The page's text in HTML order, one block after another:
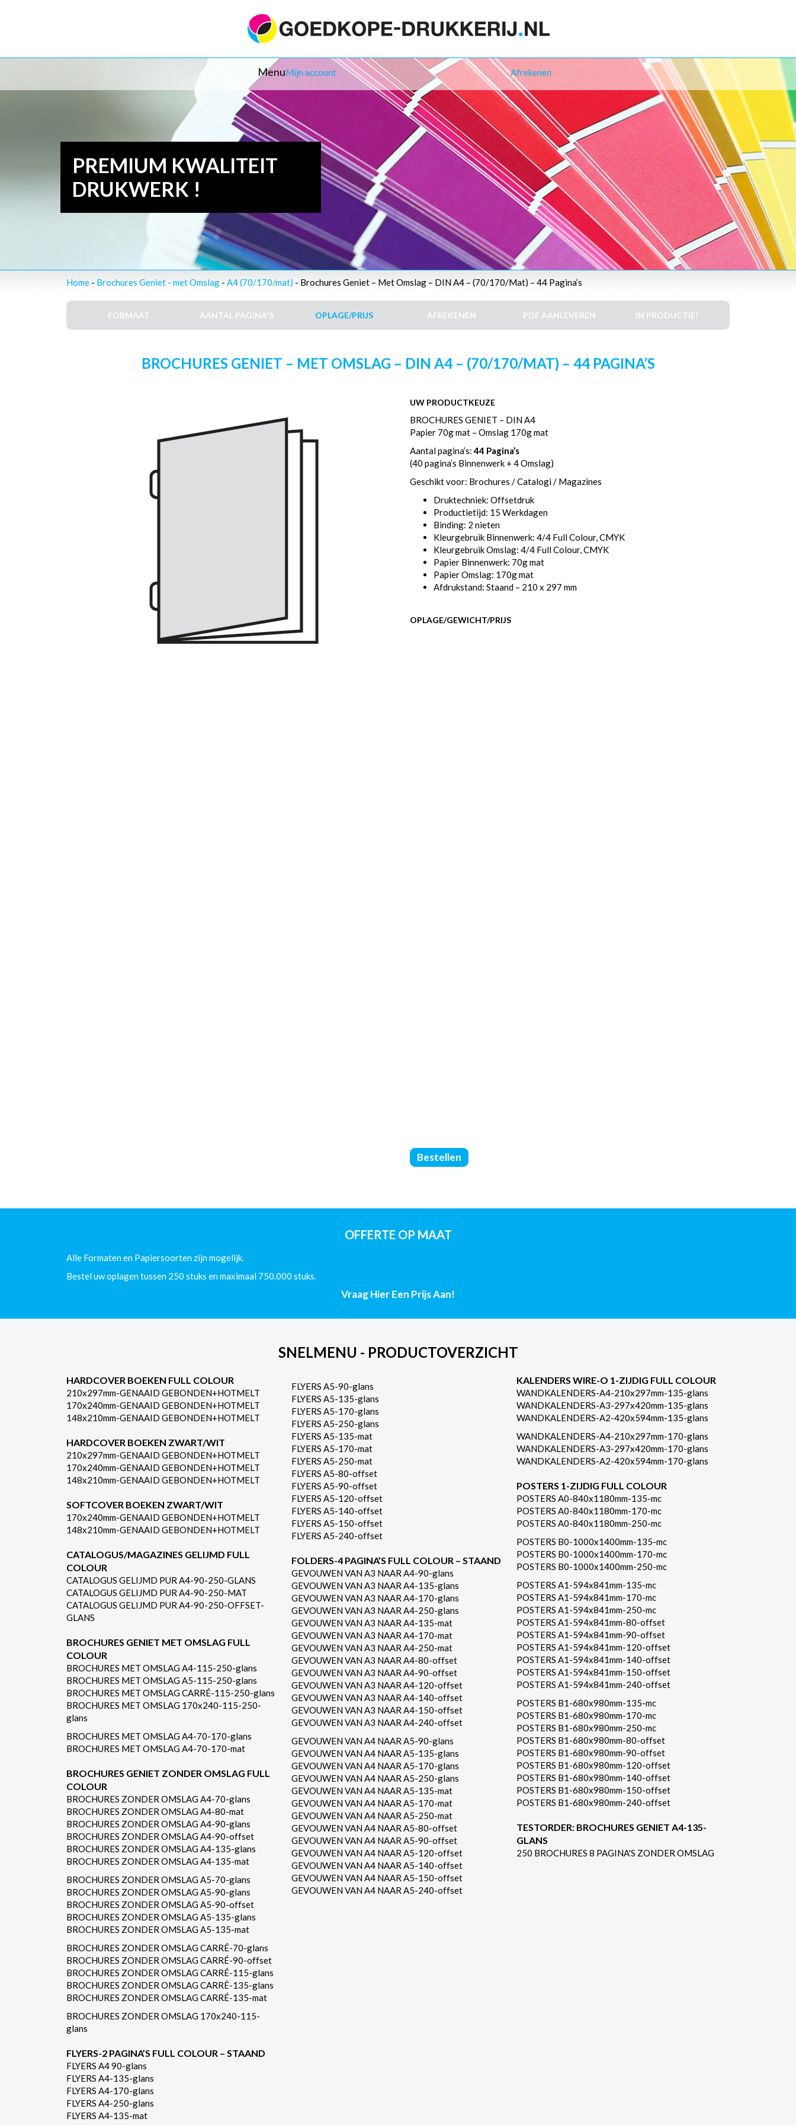
MenuMijn account Afrekenen
PREMIUM KWALITEIT
DRUKWERK !
Home - Brochures Geniet - met Omslag - A4 (70/170/mat) - Brochures Geniet – Met Omslag – DIN A4 – (70/170/Mat) – 44 Pagina’s
FORMAAT AANTAL PAGINA'S OPLAGE/PRIJS AFREKENEN PDF AANLEVEREN IN PRODUCTIE!
BROCHURES GENIET – MET OMSLAG – DIN A4 – (70/170/MAT) – 44 PAGINA’S
UW PRODUCTKEUZE
BROCHURES GENIET – DIN A4
Papier 70g mat – Omslag 170g mat
Aantal pagina’s:44 Pagina’s
(40 pagina’s Binnenwerk + 4 Omslag)
Geschikt voor: Brochures / Catalogi / Magazines
Druktechniek: Offsetdruk
Productietijd: 15 Werkdagen
Binding: 2 nieten
Kleurgebruik Binnenwerk: 4/4 Full Colour, CMYK
Kleurgebruik Omslag: 4/4 Full Colour, CMYK
Papier Binnenwerk: 70g mat
Papier Omslag: 170g mat
Afdrukstand: Staand – 210 x 297 mm
OPLAGE/GEWICHT/PRIJS
Brochures
Geniet
DIN
A4
44
Pagina's
Bestellen
OFFERTE OP MAAT
Alle Formaten en Papiersoorten zijn mogelijk.
Bestel uw oplagen tussen 250 stuks en maximaal 750.000 stuks.
Vraag Hier Een Prijs Aan!
SNELMENU - PRODUCTOVERZICHT
HARDCOVER BOEKEN FULL COLOUR
210x297mm-GENAAID GEBONDEN+HOTMELT
170x240mm-GENAAID GEBONDEN+HOTMELT
148x210mm-GENAAID GEBONDEN+HOTMELT
HARDCOVER BOEKEN ZWART/WIT
210x297mm-GENAAID GEBONDEN+HOTMELT
170x240mm-GENAAID GEBONDEN+HOTMELT
148x210mm-GENAAID GEBONDEN+HOTMELT
SOFTCOVER BOEKEN ZWART/WIT
170x240mm-GENAAID GEBONDEN+HOTMELT
148x210mm-GENAAID GEBONDEN+HOTMELT
CATALOGUS/MAGAZINES GELIJMD FULL
COLOUR
CATALOGUS GELIJMD PUR A4-90-250-GLANS
CATALOGUS GELIJMD PUR A4-90-250-MAT
CATALOGUS GELIJMD PUR A4-90-250-OFFSET-
GLANS
BROCHURES GENIET MET OMSLAG FULL
COLOUR
BROCHURES MET OMSLAG A4-115-250-glans
BROCHURES MET OMSLAG A5-115-250-glans
BROCHURES MET OMSLAG CARRÉ-115-250-glans
BROCHURES MET OMSLAG 170x240-115-250-
glans
BROCHURES MET OMSLAG A4-70-170-glans
BROCHURES MET OMSLAG A4-70-170-mat
BROCHURES GENIET ZONDER OMSLAG FULL
COLOUR
BROCHURES ZONDER OMSLAG A4-70-glans
BROCHURES ZONDER OMSLAG A4-80-mat
BROCHURES ZONDER OMSLAG A4-90-glans
BROCHURES ZONDER OMSLAG A4-90-offset
BROCHURES ZONDER OMSLAG A4-135-glans
BROCHURES ZONDER OMSLAG A4-135-mat
BROCHURES ZONDER OMSLAG A5-70-glans
BROCHURES ZONDER OMSLAG A5-90-glans
BROCHURES ZONDER OMSLAG A5-90-offset
BROCHURES ZONDER OMSLAG A5-135-glans
BROCHURES ZONDER OMSLAG A5-135-mat
BROCHURES ZONDER OMSLAG CARRÉ-70-glans
BROCHURES ZONDER OMSLAG CARRÉ-90-offset
BROCHURES ZONDER OMSLAG CARRÉ-115-glans
BROCHURES ZONDER OMSLAG CARRÉ-135-glans
BROCHURES ZONDER OMSLAG CARRÉ-135-mat
BROCHURES ZONDER OMSLAG 170x240-115-
glans
FLYERS-2 PAGINA’S FULL COLOUR – STAAND
FLYERS A4 90-glans
FLYERS A4-135-glans
FLYERS A4-170-glans
FLYERS A4-250-glans
FLYERS A4-135-mat
FLYERS A5-90-glans
FLYERS A5-135-glans
FLYERS A5-170-glans
FLYERS A5-250-glans
FLYERS A5-135-mat
FLYERS A5-170-mat
FLYERS A5-250-mat
FLYERS A5-80-offset
FLYERS A5-90-offset
FLYERS A5-120-offset
FLYERS A5-140-offset
FLYERS A5-150-offset
FLYERS A5-240-offset
FOLDERS-4 PAGINA’S FULL COLOUR – STAAND
GEVOUWEN VAN A3 NAAR A4-90-glans
GEVOUWEN VAN A3 NAAR A4-135-glans
GEVOUWEN VAN A3 NAAR A4-170-glans
GEVOUWEN VAN A3 NAAR A4-250-glans
GEVOUWEN VAN A3 NAAR A4-135-mat
GEVOUWEN VAN A3 NAAR A4-170-mat
GEVOUWEN VAN A3 NAAR A4-250-mat
GEVOUWEN VAN A3 NAAR A4-80-offset
GEVOUWEN VAN A3 NAAR A4-90-offset
GEVOUWEN VAN A3 NAAR A4-120-offset
GEVOUWEN VAN A3 NAAR A4-140-offset
GEVOUWEN VAN A3 NAAR A4-150-offset
GEVOUWEN VAN A3 NAAR A4-240-offset
GEVOUWEN VAN A4 NAAR A5-90-glans
GEVOUWEN VAN A4 NAAR A5-135-glans
GEVOUWEN VAN A4 NAAR A5-170-glans
GEVOUWEN VAN A4 NAAR A5-250-glans
GEVOUWEN VAN A4 NAAR A5-135-mat
GEVOUWEN VAN A4 NAAR A5-170-mat
GEVOUWEN VAN A4 NAAR A5-250-mat
GEVOUWEN VAN A4 NAAR A5-80-offset
GEVOUWEN VAN A4 NAAR A5-90-offset
GEVOUWEN VAN A4 NAAR A5-120-offset
GEVOUWEN VAN A4 NAAR A5-140-offset
GEVOUWEN VAN A4 NAAR A5-150-offset
GEVOUWEN VAN A4 NAAR A5-240-offset
KALENDERS WIRE-O 1-ZIJDIG FULL COLOUR
WANDKALENDERS-A4-210x297mm-135-glans
WANDKALENDERS-A3-297x420mm-135-glans
WANDKALENDERS-A2-420x594mm-135-glans
WANDKALENDERS-A4-210x297mm-170-glans
WANDKALENDERS-A3-297x420mm-170-glans
WANDKALENDERS-A2-420x594mm-170-glans
POSTERS 1-ZIJDIG FULL COLOUR
POSTERS A0-840x1180mm-135-mc
POSTERS A0-840x1180mm-170-mc
POSTERS A0-840x1180mm-250-mc
POSTERS B0-1000x1400mm-135-mc
POSTERS B0-1000x1400mm-170-mc
POSTERS B0-1000x1400mm-250-mc
POSTERS A1-594x841mm-135-mc
POSTERS A1-594x841mm-170-mc
POSTERS A1-594x841mm-250-mc
POSTERS A1-594x841mm-80-offset
POSTERS A1-594x841mm-90-offset
POSTERS A1-594x841mm-120-offset
POSTERS A1-594x841mm-140-offset
POSTERS A1-594x841mm-150-offset
POSTERS A1-594x841mm-240-offset
POSTERS B1-680x980mm-135-mc
POSTERS B1-680x980mm-170-mc
POSTERS B1-680x980mm-250-mc
POSTERS B1-680x980mm-80-offset
POSTERS B1-680x980mm-90-offset
POSTERS B1-680x980mm-120-offset
POSTERS B1-680x980mm-140-offset
POSTERS B1-680x980mm-150-offset
POSTERS B1-680x980mm-240-offset
TESTORDER: BROCHURES GENIET A4-135-
GLANS
250 BROCHURES 8 PAGINA'S ZONDER OMSLAG